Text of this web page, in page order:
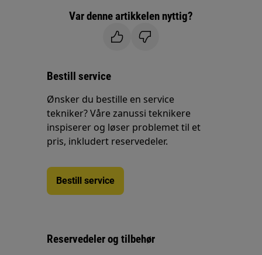
Var denne artikkelen nyttig?
Bestill service
Ønsker du bestille en service
tekniker? Våre zanussi teknikere
inspiserer og løser problemet til et
pris, inkludert reservedeler.
Bestill service
Reservedeler og tilbehør